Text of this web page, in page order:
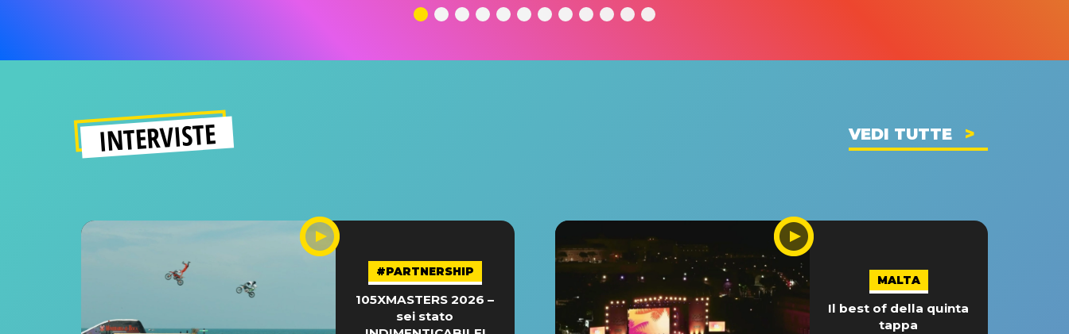
INTERVISTE VEDI TUTTE
#PARTNERSHIP
105XMASTERS 2026 –
sei stato
MALTA
Il best of della quinta
tappa